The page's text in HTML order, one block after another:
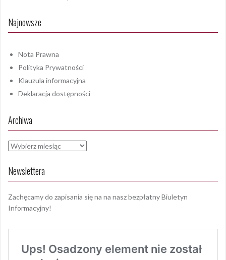
Najnowsze
Nota Prawna
Polityka Prywatności
Klauzula informacyjna
Deklaracja dostępności
Archiwa
Archiwa
Newslettera
Zachęcamy do zapisania się na na nasz bezpłatny Biuletyn
Informacyjny!